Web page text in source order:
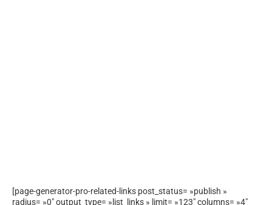
[page-generator-pro-related-links post_status= »publish »
radius= »0″ output_type= »list_links » limit= »123″ columns= »4″